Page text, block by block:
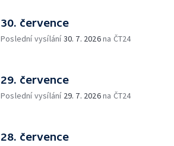
30. července
Poslední vysílání30. 7. 2026na ČT24
29. července
Poslední vysílání 29. 7. 2026na ČT24
28. července